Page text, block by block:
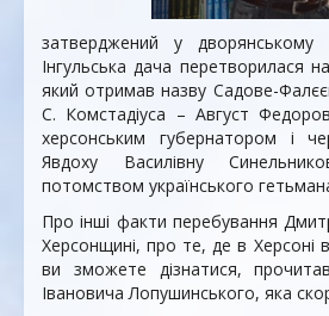
затверджений у
Інгульська дача перетворилася
який отримав назву Садове-
С. Комстадіуса – Август
херсонським губернатором і
Явдоху Василівну
потомством українського
Про інші факти перебування
Херсонщині, про те, де в Херсоні
ви зможете дізнатися,
Івановича Лопушинського, яка